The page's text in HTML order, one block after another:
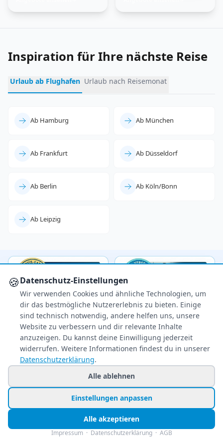
Inspiration für Ihre nächste Reise
Urlaub ab Flughafen Urlaub nach Reisemonat
Ab Hamburg Ab München
Ab Frankfurt Ab Düsseldorf
Ab Berlin Ab Köln/Bonn
Ab Leipzig
Ihr zuverlässiger Reisepreisvergleich – über 80
Veranstalter im Vergleich.
+49 991 2967 68857
🍪Datenschutz-Einstellungen
Wir verwenden Cookies und ähnliche Technologien, um
dir das bestmögliche Nutzererlebnis zu bieten. Einige
sind technisch notwendig, andere helfen uns, unsere
Website zu verbessern und dir relevante Inhalte
anzuzeigen. Du kannst deine Einwilligung jederzeit
widerrufen. Weitere Informationen findest du in unserer
Datenschutzerklärung.
Alle ablehnen
Einstellungen anpassen
Alle akzeptieren
Impressum· Datenschutzerklärung· AGB